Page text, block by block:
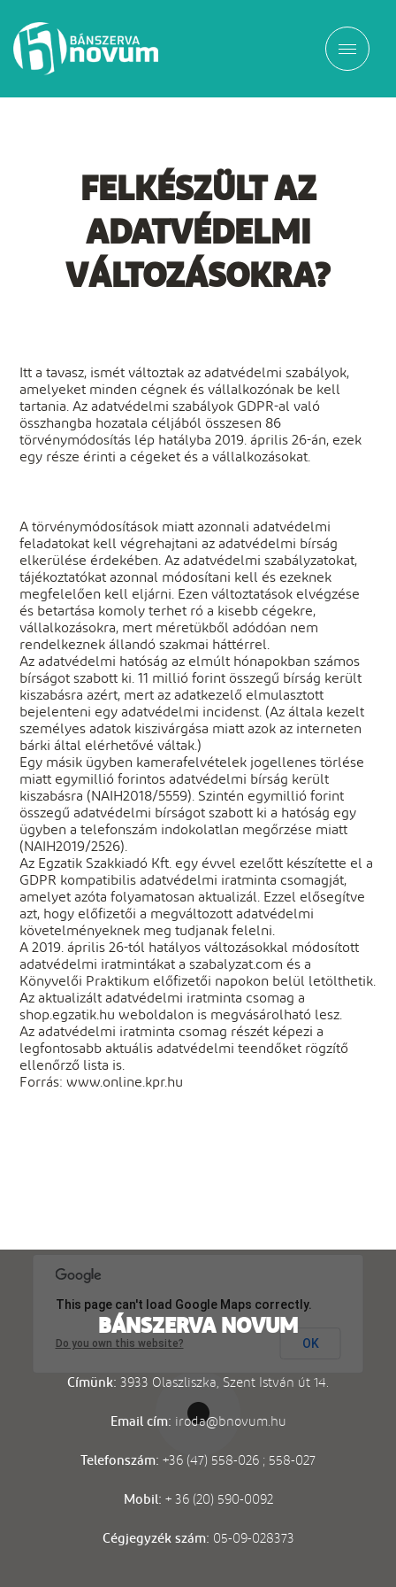
FELKÉSZÜLT AZ
ADATVÉDELMI
VÁLTOZÁSOKRA?
Itt a tavasz, ismét változtak az adatvédelmi szabályok,
amelyeket minden cégnek és vállalkozónak be kell
tartania. Az adatvédelmi szabályok GDPR-al való
összhangba hozatala céljából összesen 86
törvénymódosítás lép hatályba 2019. április 26-án, ezek
egy része érinti a cégeket és a vállalkozásokat.
A törvénymódosítások miatt azonnali adatvédelmi
feladatokat kell végrehajtani az adatvédelmi bírság
elkerülése érdekében. Az adatvédelmi szabályzatokat,
tájékoztatókat azonnal módosítani kell és ezeknek
megfelelően kell eljárni. Ezen változtatások elvégzése
és betartása komoly terhet ró a kisebb cégekre,
vállalkozásokra, mert méretükből adódóan nem
rendelkeznek állandó szakmai háttérrel.
Az adatvédelmi hatóság az elmúlt hónapokban számos
bírságot szabott ki. 11 millió forint összegű bírság került
kiszabásra azért, mert az adatkezelő elmulasztott
bejelenteni egy adatvédelmi incidenst. (Az általa kezelt
személyes adatok kiszivárgása miatt azok az interneten
bárki által elérhetővé váltak.)
Egy másik ügyben kamerafelvételek jogellenes törlése
miatt egymillió forintos adatvédelmi bírság került
kiszabásra (NAIH2018/5559). Szintén egymillió forint
összegű adatvédelmi bírságot szabott ki a hatóság egy
ügyben a telefonszám indokolatlan megőrzése miatt
(NAIH2019/2526).
Az Egzatik Szakkiadó Kft. egy évvel ezelőtt készítette el a
GDPR kompatibilis adatvédelmi iratminta csomagját,
amelyet azóta folyamatosan aktualizál. Ezzel elősegítve
azt, hogy előfizetői a megváltozott adatvédelmi
követelményeknek meg tudjanak felelni.
A 2019. április 26-tól hatályos változásokkal módosított
adatvédelmi iratmintákat a szabalyzat.com és a
Könyvelői Praktikum előfizetői napokon belül letölthetik.
Az aktualizált adatvédelmi iratminta csomag a
shop.egzatik.hu weboldalon is megvásárolható lesz.
Az adatvédelmi iratminta csomag részét képezi a
legfontosabb aktuális adatvédelmi teendőket rögzítő
ellenőrző lista is.
Forrás: www.online.kpr.hu
This page can't load Google Maps correctly.
Do you own this website? OK
BÁNSZERVA NOVUM
Címünk: 3933 Olaszliszka, Szent István út 14.
Email cím: iroda@bnovum.hu
Telefonszám: +36 (47) 558-026 ; 558-027
Mobil: + 36 (20) 590-0092
Cégjegyzék szám: 05-09-028373